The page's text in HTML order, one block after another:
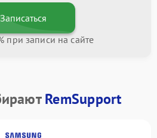
Записаться
при записи на сайте
RemSupport